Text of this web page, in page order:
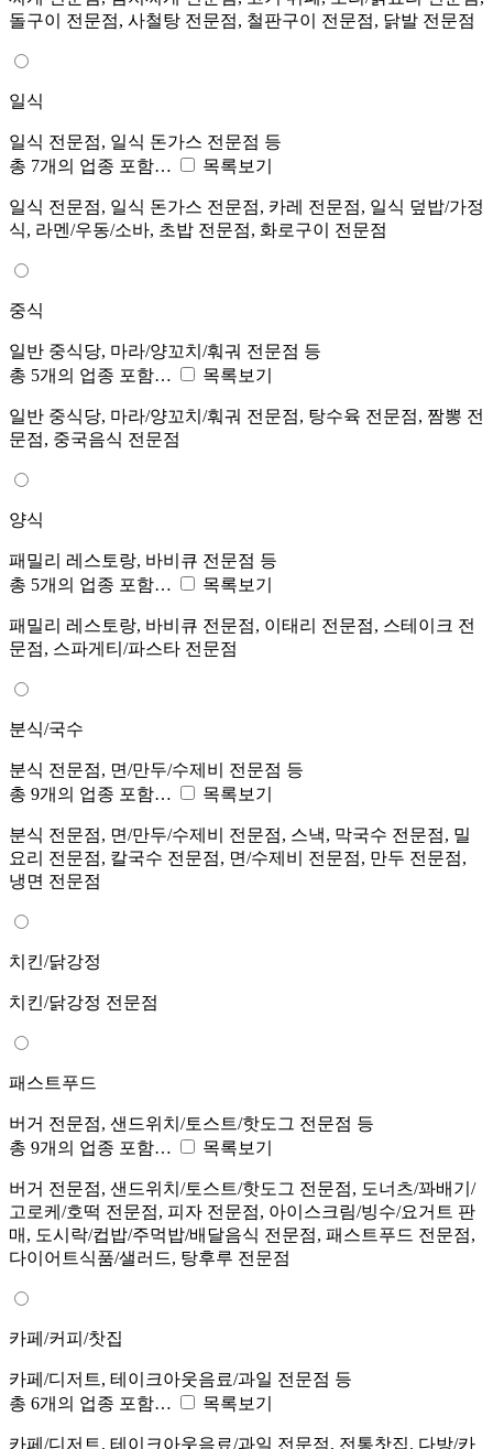
돌구이 전문점, 사철탕 전문점, 철판구이 전문점, 닭발 전문점
일식
일식 전문점, 일식 돈가스 전문점 등
총 7개의 업종 포함…
목록보기
일식 전문점, 일식 돈가스 전문점, 카레 전문점, 일식 덮밥/가정
식, 라멘/우동/소바, 초밥 전문점, 화로구이 전문점
중식
일반 중식당, 마라/양꼬치/훠궈 전문점 등
총 5개의 업종 포함…
목록보기
일반 중식당, 마라/양꼬치/훠궈 전문점, 탕수육 전문점, 짬뽕 전
문점, 중국음식 전문점
양식
패밀리 레스토랑, 바비큐 전문점 등
총 5개의 업종 포함…
목록보기
패밀리 레스토랑, 바비큐 전문점, 이태리 전문점, 스테이크 전
문점, 스파게티/파스타 전문점
분식/국수
분식 전문점, 면/만두/수제비 전문점 등
총 9개의 업종 포함…
목록보기
분식 전문점, 면/만두/수제비 전문점, 스낵, 막국수 전문점, 밀
요리 전문점, 칼국수 전문점, 면/수제비 전문점, 만두 전문점,
냉면 전문점
치킨/닭강정
치킨/닭강정 전문점
패스트푸드
버거 전문점, 샌드위치/토스트/핫도그 전문점 등
총 9개의 업종 포함…
목록보기
버거 전문점, 샌드위치/토스트/핫도그 전문점, 도너츠/꽈배기/
고로케/호떡 전문점, 피자 전문점, 아이스크림/빙수/요거트 판
매, 도시락/컵밥/주먹밥/배달음식 전문점, 패스트푸드 전문점,
다이어트식품/샐러드, 탕후루 전문점
카페/커피/찻집
카페/디저트, 테이크아웃음료/과일 전문점 등
총 6개의 업종 포함…
목록보기
카페/디저트, 테이크아웃음료/과일 전문점, 전통찻집, 다방/카